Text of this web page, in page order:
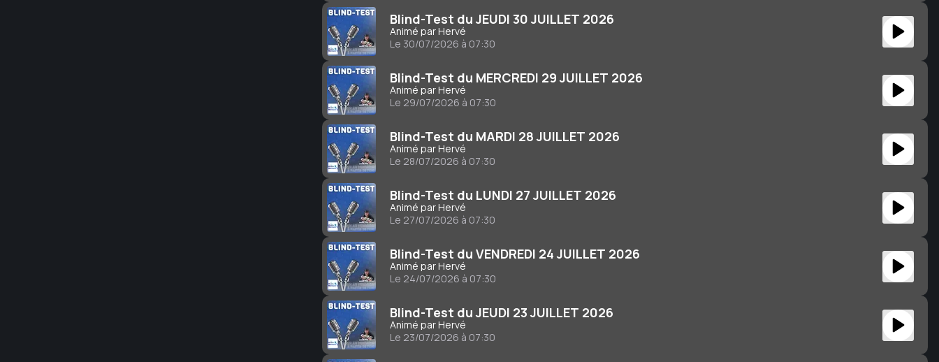
Blind-Test du JEUDI 30 JUILLET 2026
Animé par Hervé
Le 30/07/2026 à 07:30
Blind-Test du MERCREDI 29 JUILLET 2026
Animé par Hervé
Le 29/07/2026 à 07:30
Blind-Test du MARDI 28 JUILLET 2026
Animé par Hervé
Le 28/07/2026 à 07:30
Blind-Test du LUNDI 27 JUILLET 2026
Animé par Hervé
Le 27/07/2026 à 07:30
Blind-Test du VENDREDI 24 JUILLET 2026
Animé par Hervé
Le 24/07/2026 à 07:30
Blind-Test du JEUDI 23 JUILLET 2026
Animé par Hervé
Le 23/07/2026 à 07:30